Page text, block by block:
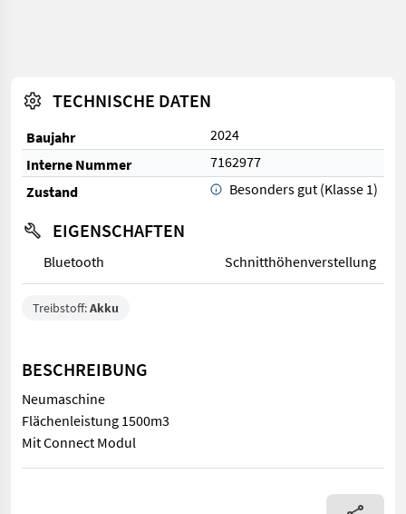
TECHNISCHE DATEN
Baujahr
2024
Interne Nummer
7162977
Zustand
Besonders gut (Klasse 1)
EIGENSCHAFTEN
Bluetooth Schnitthöhenverstellung
Treibstoff:Akku
BESCHREIBUNG
Neumaschine
Flächenleistung 1500m3
Mit Connect Modul
Neumaschine Flächenleistung 1500m3 Mit Connect Modul